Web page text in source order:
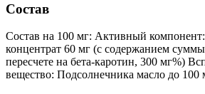
Состав
Состав на 100 мг: Активный
концентрат 60 мг (с содержанием
пересчете на бета-каротин, 300 мг%)
вещество: Подсолнечника масло до 100